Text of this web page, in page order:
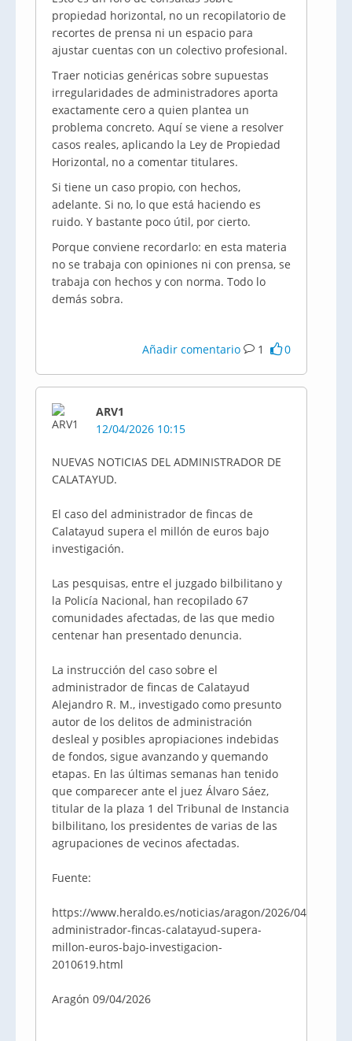
propiedad horizontal, no un recopilatorio de
recortes de prensa ni un espacio para
ajustar cuentas con un colectivo profesional.
Traer noticias genéricas sobre supuestas
irregularidades de administradores aporta
exactamente cero a quien plantea un
problema concreto. Aquí se viene a resolver
casos reales, aplicando la Ley de Propiedad
Horizontal, no a comentar titulares.
Si tiene un caso propio, con hechos,
adelante. Si no, lo que está haciendo es
ruido. Y bastante poco útil, por cierto.
Porque conviene recordarlo: en esta materia
no se trabaja con opiniones ni con prensa, se
trabaja con hechos y con norma. Todo lo
demás sobra.
Añadir comentario 1 0
ARV1
12/04/2026 10:15
NUEVAS NOTICIAS DEL ADMINISTRADOR DE
CALATAYUD.
El caso del administrador de fincas de
Calatayud supera el millón de euros bajo
investigación.
Las pesquisas, entre el juzgado bilbilitano y
la Policía Nacional, han recopilado 67
comunidades afectadas, de las que medio
centenar han presentado denuncia.
La instrucción del caso sobre el
administrador de fincas de Calatayud
Alejandro R. M., investigado como presunto
autor de los delitos de administración
desleal y posibles apropiaciones indebidas
de fondos, sigue avanzando y quemando
etapas. En las últimas semanas han tenido
que comparecer ante el juez Álvaro Sáez,
titular de la plaza 1 del Tribunal de Instancia
bilbilitano, los presidentes de varias de las
agrupaciones de vecinos afectadas.
Fuente:
https://www.heraldo.es/noticias/aragon/2026/04/09/
administrador-fincas-calatayud-supera-
millon-euros-bajo-investigacion-
2010619.html
Aragón 09/04/2026